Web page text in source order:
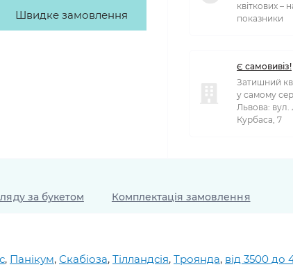
Швидке замовлення
квіткових –
показники
Є самовивіз!
Затишний
у самому
Львова: вул.
Курбаса, 7
за букетом Комплектація замовлення
, Панікум, Скабіоза, Тілландсія, Троянда, від 3500 до